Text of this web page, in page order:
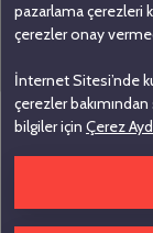
Nakkaştepe,
Kuzguncuk
0 (216) 531
0 (216) 531 00
Çerez Tercihlerini
pazarlama çerezleri
çerezler onay
İnternet Sitesi’nde
çerezler
bilgiler için Çerez